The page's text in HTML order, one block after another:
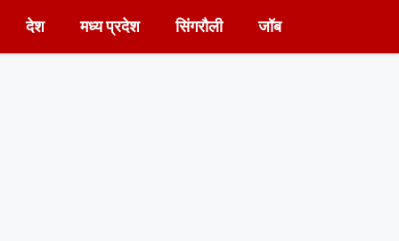
देश मध्य प्रदेश सिंगरौली जॉब